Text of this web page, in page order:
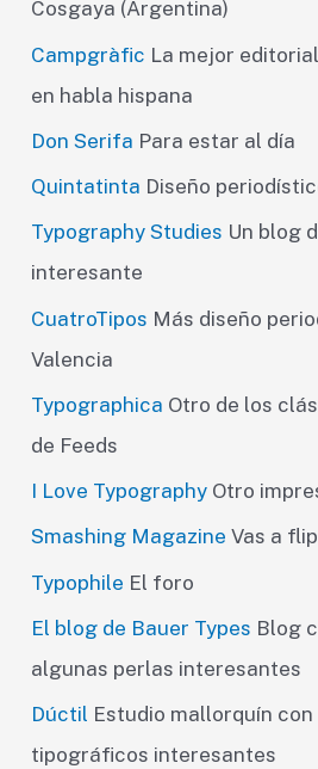
Cosgaya (Argentina)
Campgràfic La mejor
en habla hispana
Don Serifa Para estar al día
Quintatinta Diseño
Typography Studies Un blog
interesante
CuatroTipos Más diseño
Valencia
Typographica Otro de los
de Feeds
I Love Typography Otro
Smashing Magazine Vas a
Typophile El foro
El blog de Bauer Types Blog
algunas perlas interesantes
Dúctil Estudio mallorquín
tipográficos interesantes